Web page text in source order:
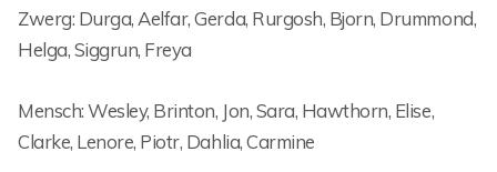
Zwerg: Durga, Aelfar, Gerda, Rurgosh, Bjorn, Drummond,
Helga, Siggrun, Freya
Mensch: Wesley, Brinton, Jon, Sara, Hawthorn, Elise,
Clarke, Lenore, Piotr, Dahlia, Carmine